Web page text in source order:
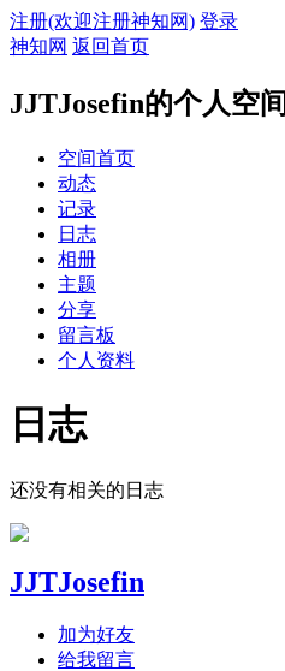
注册(欢迎注册神知网) 登录
神知网 返回首页
JJTJosefin的个人空间
空间首页
动态
记录
日志
相册
主题
分享
留言板
个人资料
日志
还没有相关的日志
JJTJosefin
加为好友
给我留言